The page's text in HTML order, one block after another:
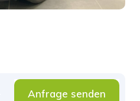
Anfrage senden